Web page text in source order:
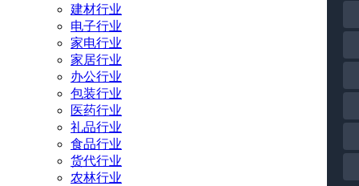
建材行业
电子行业
家电行业
家居行业
办公行业
包装行业
医药行业
礼品行业
食品行业
货代行业
农林行业